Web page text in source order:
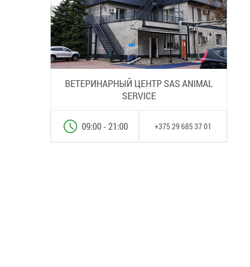
ВЕТЕРИНАРНЫЙ ЦЕНТР SAS ANIMAL
SERVICE
+375 29 685 37 01
09:00 - 21:00